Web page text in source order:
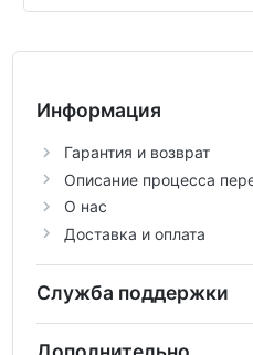
Информация
Гарантия и возврат
Описание процесса
О нас
Доставка и оплата
Служба поддержки